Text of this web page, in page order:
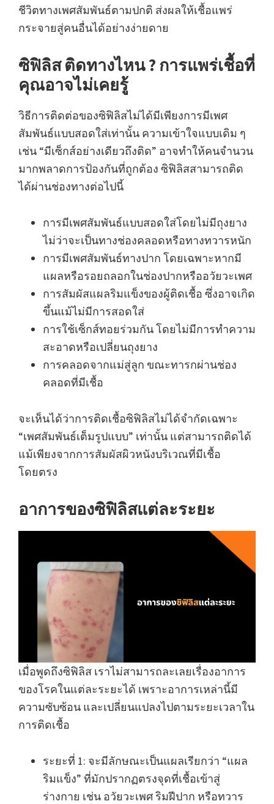
ชีวิตทางเพศสัมพันธ์ตามปกติ ส่งผลให้เชื้อแพร่
กระจายสู่คนอื่นได้อย่างง่ายดาย
ซิฟิลิส ติดทางไหน ? การแพร่เชื้อที่
คุณอาจไม่เคยรู้
วิธีการติดต่อของซิฟิลิสไม่ได้มีเพียงการมีเพศ
สัมพันธ์แบบสอดใส่เท่านั้น ความเข้าใจแบบเดิม ๆ
เช่น “มีเซ็กส์อย่างเดียวถึงติด” อาจทำให้คนจำนวน
มากพลาดการป้องกันที่ถูกต้อง ซิฟิลิสสามารถติด
ได้ผ่านช่องทางต่อไปนี้
การมีเพศสัมพันธ์แบบสอดใส่โดยไม่มีถุงยาง
ไม่ว่าจะเป็นทางช่องคลอดหรือทางทวารหนัก
การมีเพศสัมพันธ์ทางปาก โดยเฉพาะหากมี
แผลหรือรอยถลอกในช่องปากหรืออวัยวะเพศ
การสัมผัสแผลริมแข็งของผู้ติดเชื้อ ซึ่งอาจเกิด
ขึ้นแม้ไม่มีการสอดใส่
การใช้เซ็กส์ทอยร่วมกัน โดยไม่มีการทำความ
สะอาดหรือเปลี่ยนถุงยาง
การคลอดจากแม่สู่ลูก ขณะทารกผ่านช่อง
คลอดที่มีเชื้อ
จะเห็นได้ว่าการติดเชื้อซิฟิลิสไม่ได้จำกัดเฉพาะ
“เพศสัมพันธ์เต็มรูปแบบ” เท่านั้น แต่สามารถติดได้
แม้เพียงจากการสัมผัสผิวหนังบริเวณที่มีเชื้อ
โดยตรง
อาการของซิฟิลิสแต่ละระยะ
เมื่อพูดถึงซิฟิลิส เราไม่สามารถละเลยเรื่องอาการ
ของโรคในแต่ละระยะได้ เพราะอาการเหล่านี้มี
ความซับซ้อน และเปลี่ยนแปลงไปตามระยะเวลาใน
การติดเชื้อ
ระยะที่ 1: จะมีลักษณะเป็นแผลเรียกว่า “แผล
ริมแข็ง” ที่มักปรากฏตรงจุดที่เชื้อเข้าสู่
ร่างกาย เช่น อวัยวะเพศ ริมฝีปาก หรือทวาร